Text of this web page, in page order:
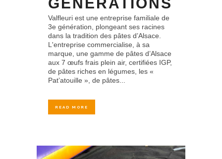
GÉNÉRATIONS
Valfleuri est une entreprise familiale de
3e génération, plongeant ses racines
dans la tradition des pâtes d’Alsace.
L'entreprise commercialise, à sa
marque, une gamme de pâtes d’Alsace
aux 7 œufs frais plein air, certifiées IGP,
de pâtes riches en légumes, les «
Pat’atouille », de pâtes...
READ MORE